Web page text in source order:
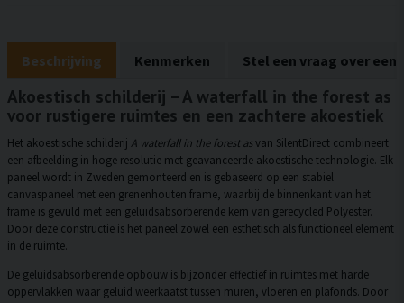
Beschrijving Kenmerken Stel een vraag over een
Akoestisch schilderij – A waterfall in the forest as
voor rustigere ruimtes en een zachtere akoestiek
Het akoestische schilderij A waterfall in the forest asvan SilentDirect combineert
een afbeelding in hoge resolutie met geavanceerde akoestische technologie. Elk
paneel wordt in Zweden gemonteerd en is gebaseerd op een stabiel
canvaspaneel met een grenenhouten frame, waarbij de binnenkant van het
frame is gevuld met een geluidsabsorberende kern van gerecycled Polyester.
Door deze constructie is het paneel zowel een esthetisch als functioneel element
in de ruimte.
De geluidsabsorberende opbouw is bijzonder effectief in ruimtes met harde
oppervlakken waar geluid weerkaatst tussen muren, vloeren en plafonds. Door